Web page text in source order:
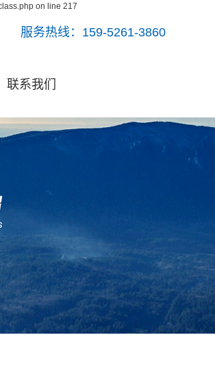
on line 217
服务热线：159-5261-3860
联系我们